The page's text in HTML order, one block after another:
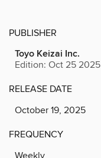
PUBLISHER
Toyo Keizai Inc.
Edition: Oct 25 2025
RELEASE DATE
October 19, 2025
FREQUENCY
Weekly